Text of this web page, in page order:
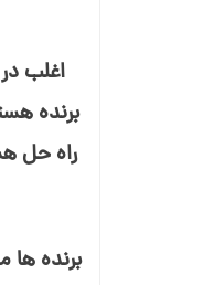
اغلب
برنده
راه حل
برنده⁯